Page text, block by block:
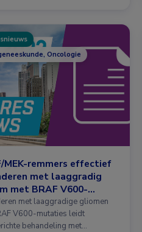
Oncologie
MEK-remmers effectief
met laaggradig
met BRAF V600-
met laaggradige gliomen
V600-mutaties leidt
behandeling met